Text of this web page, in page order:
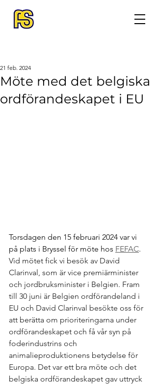
Möte med det belgiska
ordförandeskapet i EU
21 feb. 2024
Torsdagen den 15 februari 2024 var vi
på plats i Bryssel för möte hos FEFAC.
Vid mötet fick vi besök av David
Clarinval, som är vice premiärminister
och jordbruksminister i Belgien. Fram
till 30 juni är Belgien ordförandeland i
EU och David Clarinval besökte oss för
att berätta om prioriteringarna under
ordförandeskapet och få vår syn på
foderindustrins och
animalieproduktionens betydelse för
Europa. Det var ett bra möte och det
belgiska ordförandeskapet gav uttryck